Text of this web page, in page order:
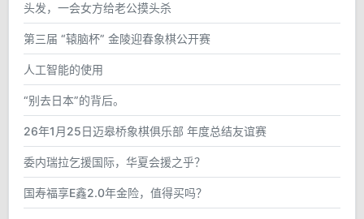
头发，一会女方给老公摸头杀
第三届 “辕脑杯” 金陵迎春象棋公开赛
人工智能的使用
“别去日本”的背后。
26年1月25日迈皋桥象棋俱乐部 年度总结友谊赛
委内瑞拉乞援国际，华夏会援之乎？
国寿福享E鑫2.0年金险，值得买吗？